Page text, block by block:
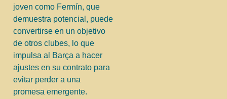
joven como Fermín, que
demuestra potencial, puede
convertirse en un objetivo
de otros clubes, lo que
impulsa al Barça a hacer
ajustes en su contrato para
evitar perder a una
promesa emergente.